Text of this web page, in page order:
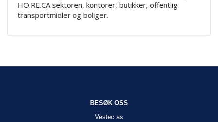
HO.RE.CA sektoren, kontorer, butikker, offentlig
transportmidler og boliger.
BESØK OSS
Vestec as